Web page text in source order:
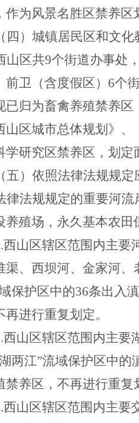
作为风景名胜区禁养区
（四）城镇居民区和文
山区共9个街道办事处
前卫（含度假区）6个
已归为畜禽养殖禁养
山区城市总体规划》
学研究区禁养区，划定
（五）依照法律法规规
律法规规定的重要河
养殖场，永久基本农田
西山区辖区范围内主要
渠、西坝河、金家河
保护区中的36条出入
再进行重复划定。
西山区辖区范围内主要
两江”流域保护区中
禁养区，不再进行重复
西山区辖区范围内主要